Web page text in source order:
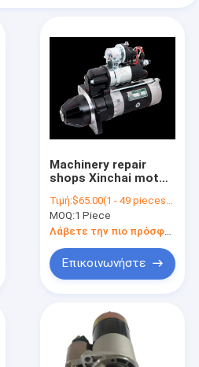
Machinery repair
shops Xinchai motor
QDJ12519 24V 4.5W
for XINCHAI
C490BPG A490BPG
A498BPG forklift
diesel engine
Τιμή:$65.00(1 - 49 pieces) $60.00(50 - 99 pieces) $58.00(>=100 pieces)
MOQ:1 Piece
Επικοινωνήστε